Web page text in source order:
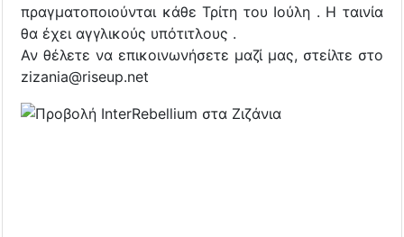
πραγματοποιούνται κάθε Τρίτη του Ιούλη . Η ταινία
θα έχει αγγλικούς υπότιτλους .
Αν θέλετε να επικοινωνήσετε μαζί μας, στείλτε στο
zizania@riseup.net